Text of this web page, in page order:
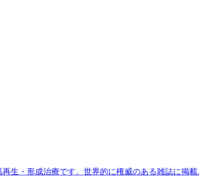
生・形成治療です。世界的に権威のある雑誌に掲